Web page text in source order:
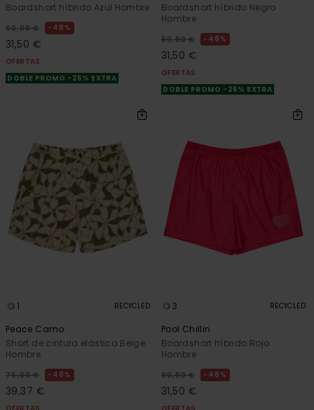
Boardshort híbrido Azul Hombre
60,00 € 48%
31,50 €
OFERTAS
DOBLE PROMO -25% EXTRA
Boardshort híbrido Negro
Hombre
60,00 € 48%
31,50 €
OFERTAS
DOBLE PROMO -25% EXTRA
1 RECYCLED
Peace Camo
Short de cintura elástica Beige
Hombre
75,00 € 48%
39,37 €
3 RECYCLED
Pool Chillin
Boardshort híbrido Rojo
Hombre
60,00 € 48%
31,50 €